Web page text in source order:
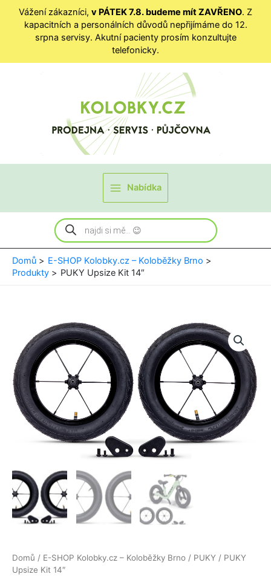
Vážení zákazníci, v PÁTEK 7.8. budeme mít ZAVŘENO. Z
kapacitních a personálních důvodů nepřijímáme do 12.
srpna servisy. Akutní pacienty prosím konzultujte
telefonicky.
Nabídka
Products
search
Domů
E-SHOP Kolobky.cz – Koloběžky Brno
Produkty
PUKY Upsize Kit 14″
Domů / E-SHOP Kolobky.cz – Koloběžky Brno / PUKY / PUKY
Upsize Kit 14″